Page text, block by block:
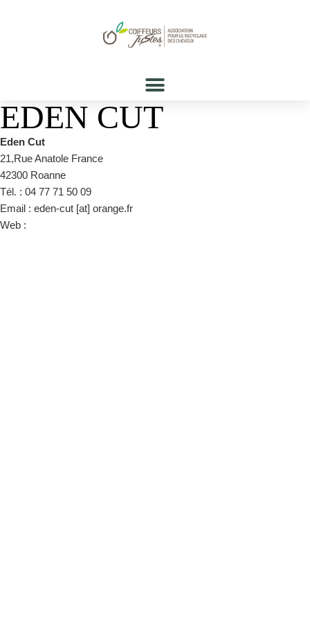
EDEN CUT
Eden Cut
21,Rue Anatole France
42300 Roanne
Tél. : 04 77 71 50 09
Email : eden-cut [at] orange.fr
Web :